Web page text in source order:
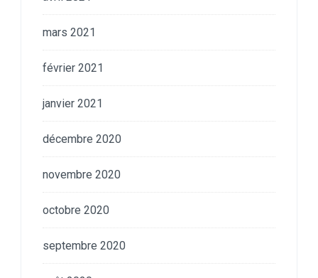
mars 2021
février 2021
janvier 2021
décembre 2020
novembre 2020
octobre 2020
septembre 2020